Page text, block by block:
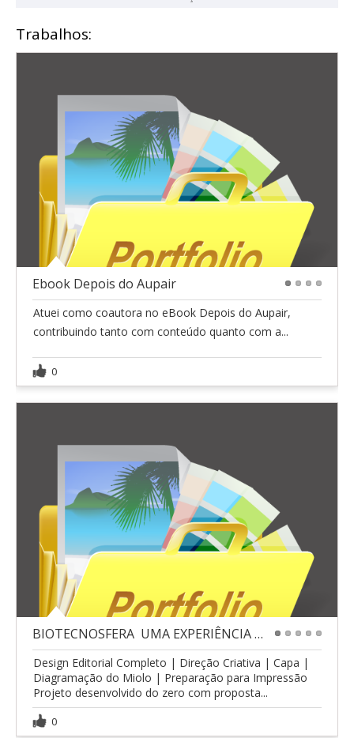
Trabalhos:
Ebook Depois do Aupair
Atuei como coautora no eBook Depois do Aupair,
contribuindo tanto com conteúdo quanto com a...
0
BIOTECNOSFERA  UMA EXPERIÊNCIA DE SOCIEDADE
Design Editorial Completo | Direção Criativa | Capa |
Diagramação do Miolo | Preparação para Impressão
Projeto desenvolvido do zero com proposta...
0